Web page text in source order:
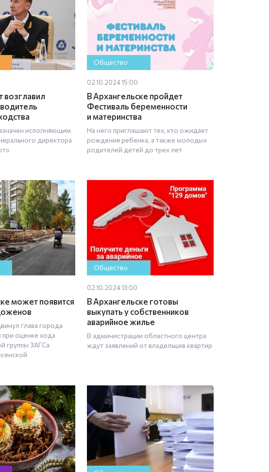
возглавил
исполняющим
директора
Общество
02.10.2024 15:00
В Архангельске пройдет
Фестиваль беременности
и материнства
На него приглашают тех, кто ожидает
рождения ребенка, а также молодых
родителей детей до трех лет
может появится
глава города
оценке хода
группы ЗАГСа
Общество
02.10.2024 13:00
В Архангельске готовы
выкупать у собственников
аварийное жилье
В администрации областного центра
ждут заявлений от владельцев квартир